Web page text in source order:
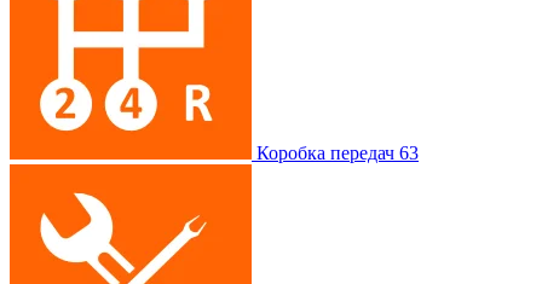
Коробка передач 63